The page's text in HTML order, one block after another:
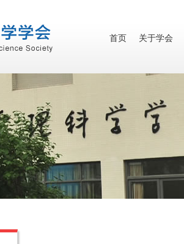
首页 关于学会